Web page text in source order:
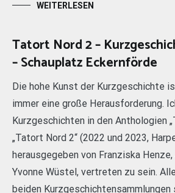
WEITERLESEN
Tatort Nord 2 –
– Schauplatz Eckernförde
Die hohe Kunst der Kurzgeschichte
immer eine große Herausforderung.
Kurzgeschichten in den Anthologien
„Tatort Nord 2“ (2022 und 2023,
herausgegeben von Franziska
Yvonne Wüstel, vertreten zu sein.
beiden